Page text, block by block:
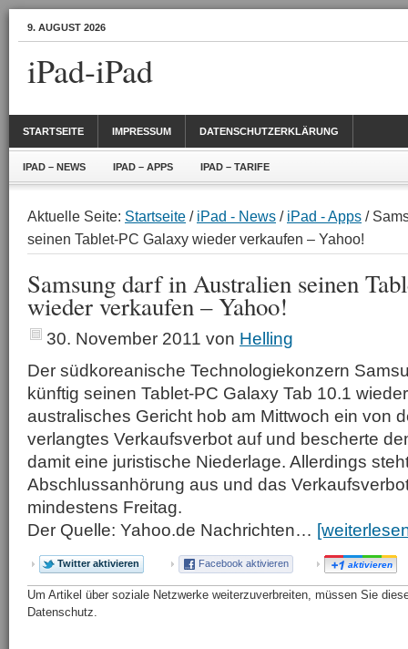
9. AUGUST 2026
iPad-iPad
STARTSEITE IMPRESSUM DATENSCHUTZERKLÄRUNG
IPAD – NEWS IPAD – APPS IPAD – TARIFE
Aktuelle Seite: Startseite / iPad - News / iPad - Apps /
seinen Tablet-PC Galaxy wieder verkaufen – Yahoo!
Samsung darf in Australien seinen
wieder verkaufen – Yahoo!
30. November 2011 von Helling
Der südkoreanische Technologiekonzern
künftig seinen Tablet-PC Galaxy Tab 10.1
australisches Gericht hob am Mittwoch ein von
verlangtes Verkaufsverbot auf und bescherte
damit eine juristische Niederlage. Allerdings
Abschlussanhörung aus und das
mindestens Freitag.
Der Quelle: Yahoo.de Nachrichten…
Twitter aktivieren Facebook aktivieren aktivieren
Um Artikel über soziale Netzwerke weiterzuverbreiten, müssen Sie
Datenschutz.